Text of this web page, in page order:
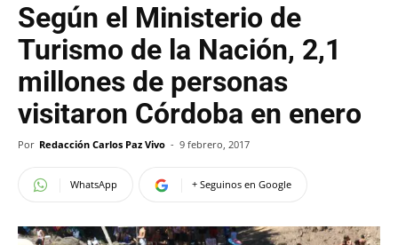
Según el Ministerio de
Turismo de la Nación, 2,1
millones de personas
visitaron Córdoba en enero
Por Redacción Carlos Paz Vivo - 9 febrero, 2017
WhatsApp + Seguinos en Google